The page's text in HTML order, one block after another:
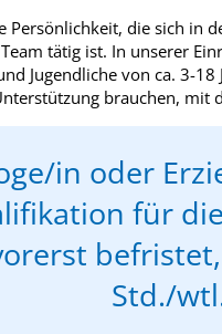
Persönlichkeit, die sich
tätig ist. In unserer
Jugendliche von ca. 3-
brauchen, mit
in oder
für
Std./